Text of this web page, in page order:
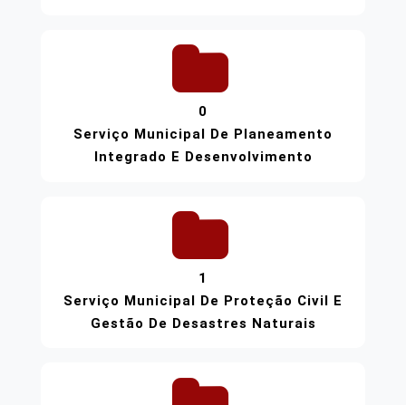
0
Serviço Municipal De Planeamento
Integrado E Desenvolvimento
1
Serviço Municipal De Proteção Civil E
Gestão De Desastres Naturais